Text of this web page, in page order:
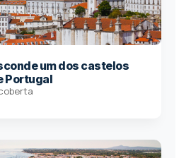
um dos castelos
Portugal